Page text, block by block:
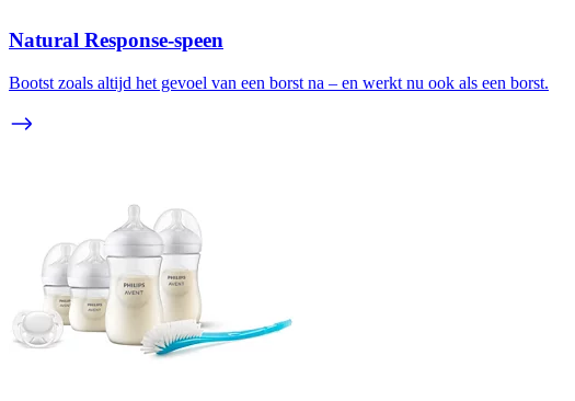
Natural Response-speen
Bootst zoals altijd het gevoel van een borst na – en werkt nu ook als een borst.